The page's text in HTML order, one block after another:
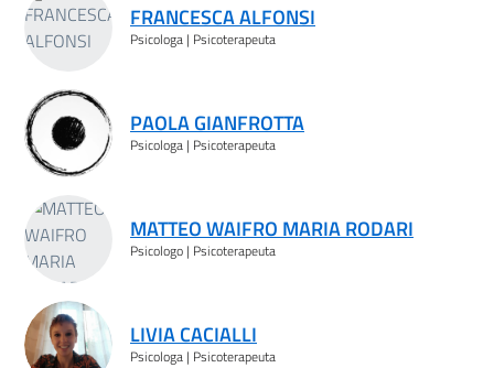
FRANCESCA ALFONSI
Psicologa | Psicoterapeuta
PAOLA GIANFROTTA
Psicologa | Psicoterapeuta
MATTEO WAIFRO MARIA RODARI
Psicologo | Psicoterapeuta
LIVIA CACIALLI
Psicologa | Psicoterapeuta